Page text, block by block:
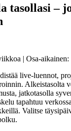
tasollasi –
| Osa-
live-luennot,
Alkeistasolta
jatkotasolla
tapahtuu
Valitse